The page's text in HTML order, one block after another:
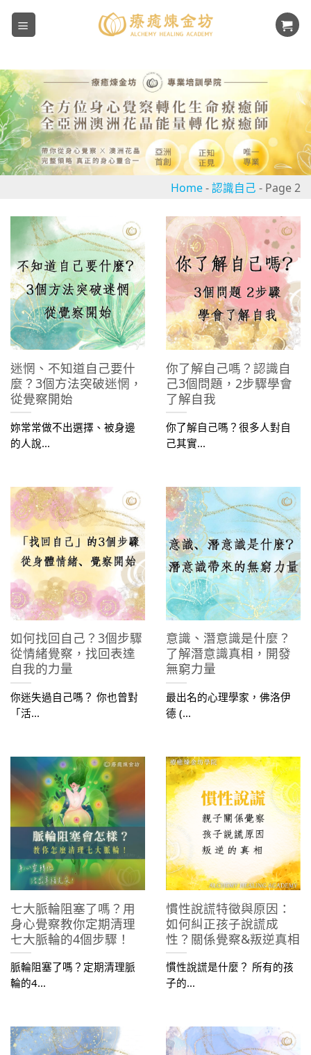
Skip
Home-認識自己 - Page 2
迷惘、不知道自己要什
麼？3個方法突破迷惘，
從覺察開始
妳常常做不出選擇、被身邊
的人說...
你了解自己嗎？認識自
己3個問題，2步驟學會
了解自我
你了解自己嗎？很多人對自
己其實...
如何找回自己？3個步驟
從情緒覺察，找回表達
自我的力量
你迷失過自己嗎？ 你也曾對
「活...
意識、潛意識是什麼？
了解潛意識真相，開發
無窮力量
最出名的心理學家，佛洛伊
德 (...
七大脈輪阻塞了嗎？用
身心覺察教你定期清理
七大脈輪的4個步驟！
脈輪阻塞了嗎？定期清理脈
輪的4...
慣性說謊特徵與原因：
如何糾正孩子說謊成
性？關係覺察&叛逆真相
慣性說謊是什麼？ 所有的孩
子的...